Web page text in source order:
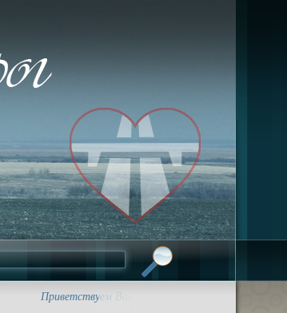
Приветствуем Вас на сайте foto-dorog.ru.